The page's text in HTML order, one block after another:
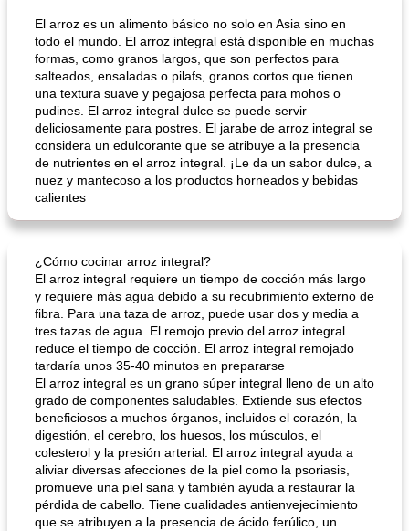
Nummy Easy Key Lime Pie masa de pasta de sémola
El arroz es un alimento básico no solo en Asia sino en
todo el mundo. El arroz integral está disponible en muchas
formas, como granos largos, que son perfectos para
salteados, ensaladas o pilafs, granos cortos que tienen
una textura suave y pegajosa perfecta para mohos o
pudines. El arroz integral dulce se puede servir
deliciosamente para postres. El jarabe de arroz integral se
considera un edulcorante que se atribuye a la presencia
de nutrientes en el arroz integral. ¡Le da un sabor dulce, a
nuez y mantecoso a los productos horneados y bebidas
calientes
¿Cómo cocinar arroz integral?
El arroz integral requiere un tiempo de cocción más largo
y requiere más agua debido a su recubrimiento externo de
fibra. Para una taza de arroz, puede usar dos y media a
tres tazas de agua. El remojo previo del arroz integral
reduce el tiempo de cocción. El arroz integral remojado
tardaría unos 35-40 minutos en prepararse
El arroz integral es un grano súper integral lleno de un alto
grado de componentes saludables. Extiende sus efectos
beneficiosos a muchos órganos, incluidos el corazón, la
digestión, el cerebro, los huesos, los músculos, el
colesterol y la presión arterial. El arroz integral ayuda a
aliviar diversas afecciones de la piel como la psoriasis,
promueve una piel sana y también ayuda a restaurar la
pérdida de cabello. Tiene cualidades antienvejecimiento
que se atribuyen a la presencia de ácido ferúlico, un